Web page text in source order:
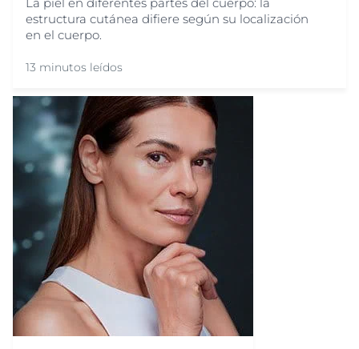
estructura cutánea difiere según su localización
en el cuerpo.
13 minutos leídos